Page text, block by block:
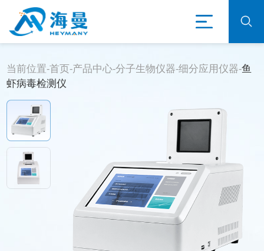
当前位置-首页-产品中心-分子生物仪器-细分应用仪器-鱼
虾病毒检测仪